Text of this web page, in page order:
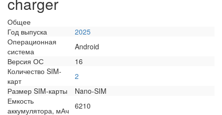
Общее
Год выпуска
2025
Операционная
система
Android
Версия ОС
16
Количество SIM-
карт
2
Размер SIM-карты
Nano-SIM
Емкость
аккумулятора, мАч 6210